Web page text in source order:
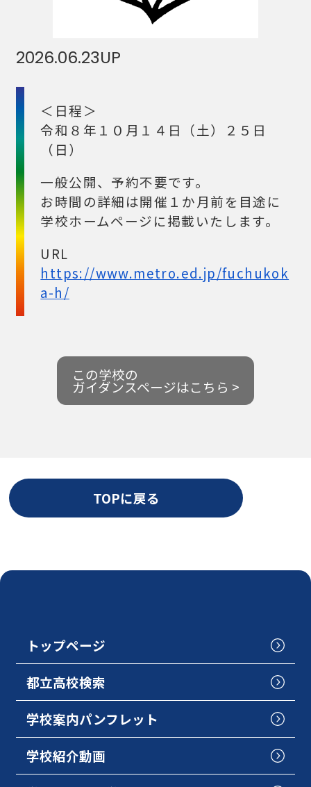
2026.06.23UP
＜日程＞
令和８年１０月１４日（土）２５日
（日）
一般公開、予約不要です。
お時間の詳細は開催１か月前を目途に
学校ホームページに掲載いたします。
URL
https://www.metro.ed.jp/fuchukok
a-h/
この学校の
ガイダンスページはこちら >
TOPに戻る
トップページ
都立高校検索
学校案内パンフレット
学校紹介動画